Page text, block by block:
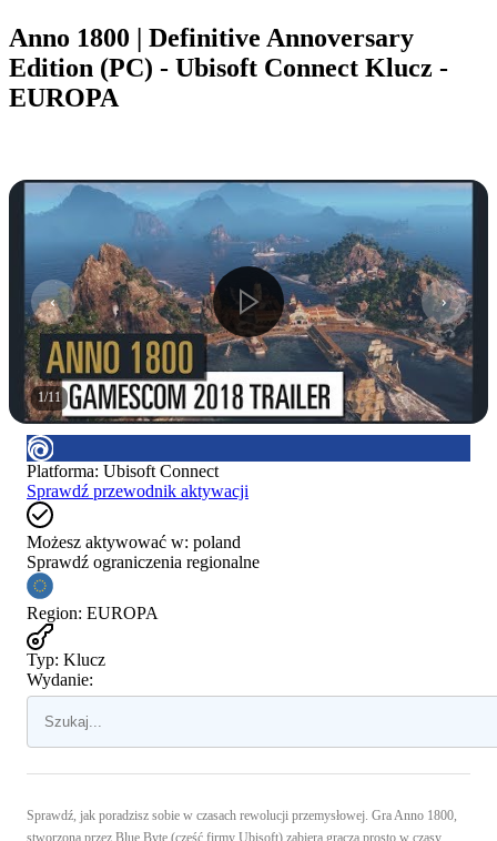
Anno 1800 | Definitive Annoversary
Edition (PC) - Ubisoft Connect Klucz -
EUROPA
1/11
Platforma: Ubisoft Connect
Sprawdź przewodnik aktywacji
Możesz aktywować w: poland
Sprawdź ograniczenia regionalne
Region: EUROPA
Typ: Klucz
Wydanie:
Sprawdź, jak poradzisz sobie w czasach rewolucji przemysłowej. Gra Anno 1800,
stworzona przez Blue Byte (część firmy Ubisoft) zabiera gracza prosto w czasy